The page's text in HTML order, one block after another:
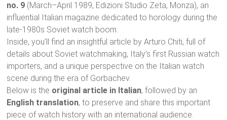
no. 9 (March–April 1989, Edizioni Studio Zeta, Monza), an
influential Italian magazine dedicated to horology during the
late-1980s Soviet watch boom.
Inside, you’ll find an insightful article by Arturo Chiti, full of
details about Soviet watchmaking, Italy’s first Russian watch
importers, and a unique perspective on the Italian watch
scene during the era of Gorbachev.
Below is the original article in Italian, followed by an
English translation, to preserve and share this important
piece of watch history with an international audience.